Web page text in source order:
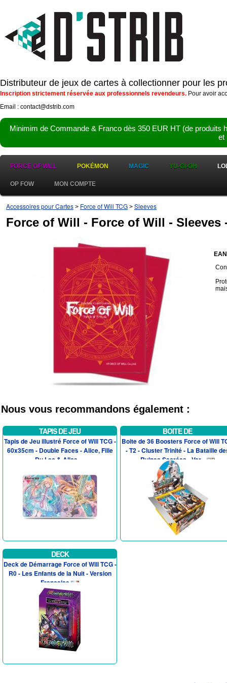
Distributeur de jeux de cartes à collectionner pour les
Inscription strictement réservée aux professionnels revendeurs. Pour avoir
Email : contact@dstrib.com
Minimim de Commande & Franco dès 350 EUR HT (de
et
FORCE OF WILL POKÉMON MAGIC YU-GI-OH
OP FOW MON COMPTE
Accessoires pour Cartes > Force of Will TCG > Sleeves
Force of Will - Force of Will - Sleeves
Nous vous recommandons également :
TAPIS DE JEU
Tapis de Jeu illustré Force of Will TCG -
60x35cm - Double Faces - Alice, Fille
Du Lac & Alice, ...
BOITE DE
Boite de 36 Boosters Force of Will
- T2 - Cluster Trinité - La Bataille
Ruines Sacrées - Ver...
DECK
Deck de Démarrage Force of Will TCG -
R0 - Les Enfants de la Nuit - Version
Francaise